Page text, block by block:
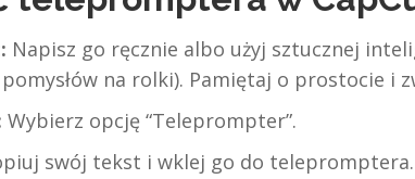
Napisz go ręcznie albo użyj sztucznej
na rolki). Pamiętaj o prostocie i
Wybierz opcję “Teleprompter”.
swój tekst i wklej go do telepromptera.